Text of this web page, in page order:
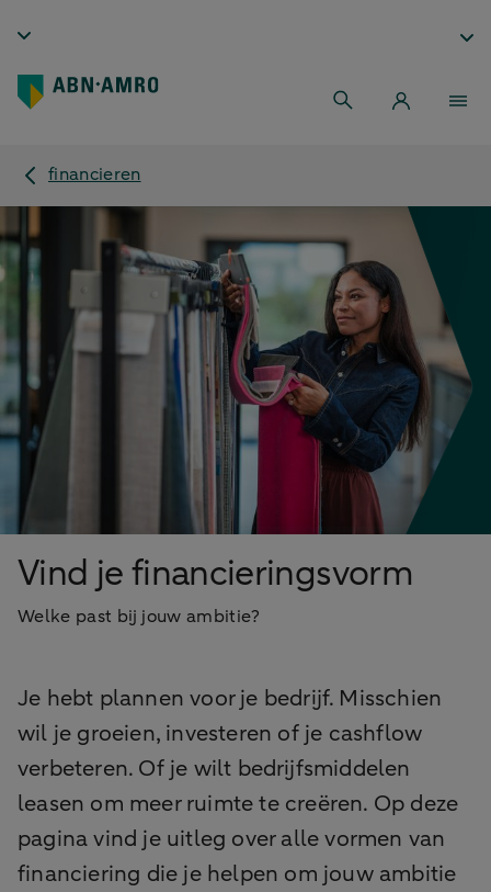
financieren
Vind je financieringsvorm
Welke past bij jouw ambitie?
Je hebt plannen voor je bedrijf. Misschien
wil je groeien, investeren of je cashflow
verbeteren. Of je wilt bedrijfsmiddelen
leasen om meer ruimte te creëren. Op deze
pagina vind je uitleg over alle vormen van
financiering die je helpen om jouw ambitie